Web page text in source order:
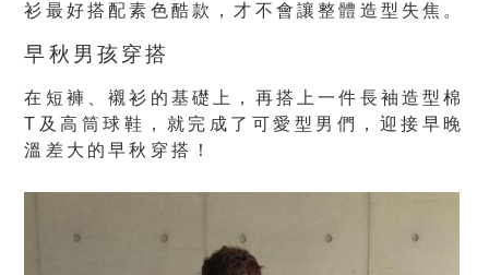
衫最好搭配素色酷款，才不會讓整體造型失焦。
早秋男孩穿搭
在短褲、襯衫的基礎上，再搭上一件長袖造型棉
T及高筒球鞋，就完成了可愛型男們，迎接早晚
溫差大的早秋穿搭！